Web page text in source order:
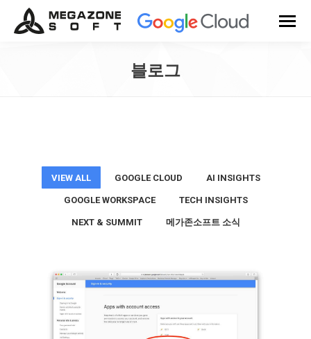
블로그
VIEW ALL GOOGLE CLOUD AI INSIGHTS
GOOGLE WORKSPACE TECH INSIGHTS
NEXT & SUMMIT 메가존소프트 소식